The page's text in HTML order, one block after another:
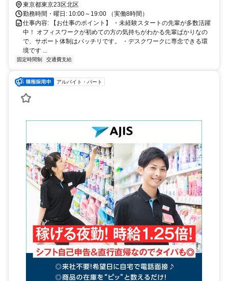
東京都東京23区北区
勤務時間・曜日: 10:00～19:00 （実働8時間）
仕事内容: 【お仕事のポイント】 ・未経験スタートの先輩が多数活躍
中！ オフィスワークが初めての方の気持ちがわかる先輩ばかりなの
で、サポート体制はバッチリです。 ・デスクワークに専念できる環
境です ...
固定時間制 交通費支給
アルバイト・パート